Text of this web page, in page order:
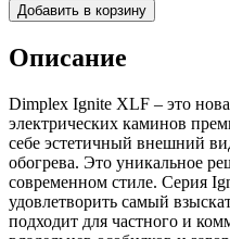
Добавить в корзину
Описание
Dimplex Ignite XLF – это
электрических каминов
себе эстетичный внешний
обогрева. Это уникальное
современном стиле. Серия
удовлетворить самый
подходит для частного и